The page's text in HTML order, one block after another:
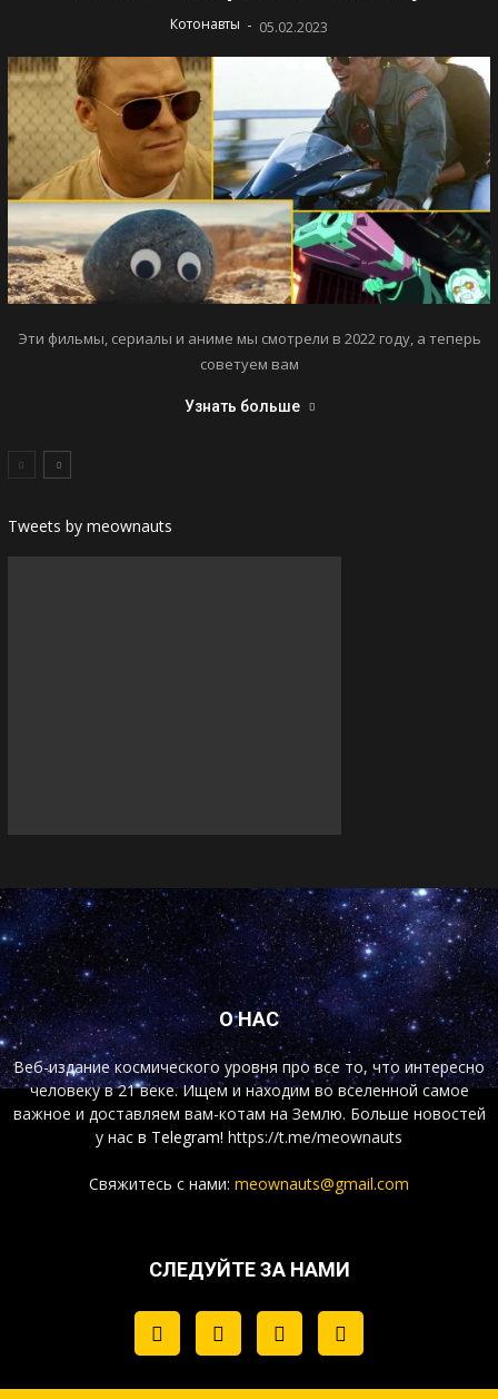
Котонавты - 05.02.2023
Эти фильмы, сериалы и аниме мы смотрели в 2022 году, а теперь
советуем вам
Узнать больше
Tweets by meownauts
О НАС
Веб-издание космического уровня про все то, что интересно
человеку в 21 веке. Ищем и находим во вселенной самое
важное и доставляем вам-котам на Землю. Больше новостей
у нас в Telegram! https://t.me/meownauts
Свяжитесь с нами: meownauts@gmail.com
СЛЕДУЙТЕ ЗА НАМИ